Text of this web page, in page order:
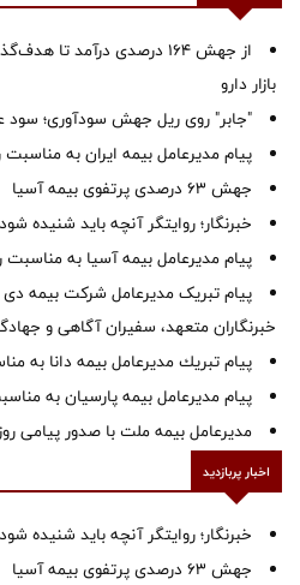
بازار دارو
"جابر" روی ریل جهش سودآوری؛ سود عملیاتی ۸۶۱
پیام مدیرعامل بیمه ایران به مناسبت
جهش ۶۳ درصدی پرتفوی بیمه آسیا
خبرنگار؛ روایتگر آنچه باید شنیده شود
پیام مدیرعامل بیمه آسیا به مناسبت
پیام تبریک مدیرعامل شرکت بیمه دی
خبرنگاران متعهد، سفیران آگاهی و
پیام ‌تبریك‌ مدیرعامل بیمه دانا به
پیام مدیرعامل بیمه پارسیان به
مدیرعامل بیمه ملت با صدور پیامی
اخبار پربازدید
خبرنگار؛ روایتگر آنچه باید شنیده شود
جهش ۶۳ درصدی پرتفوی بیمه آسیا